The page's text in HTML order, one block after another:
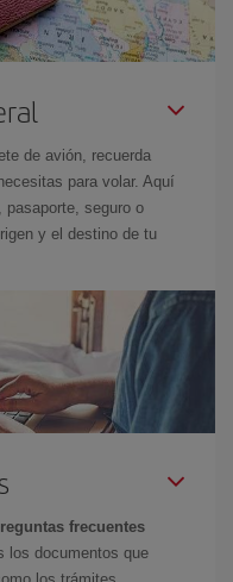
de avión, recuerda
para volar. Aquí
pasaporte, seguro o
y el destino de tu
frecuentes
los documentos que